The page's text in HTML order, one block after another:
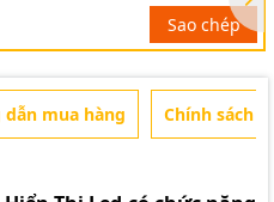
Sao chép
mua hàng Chính sách